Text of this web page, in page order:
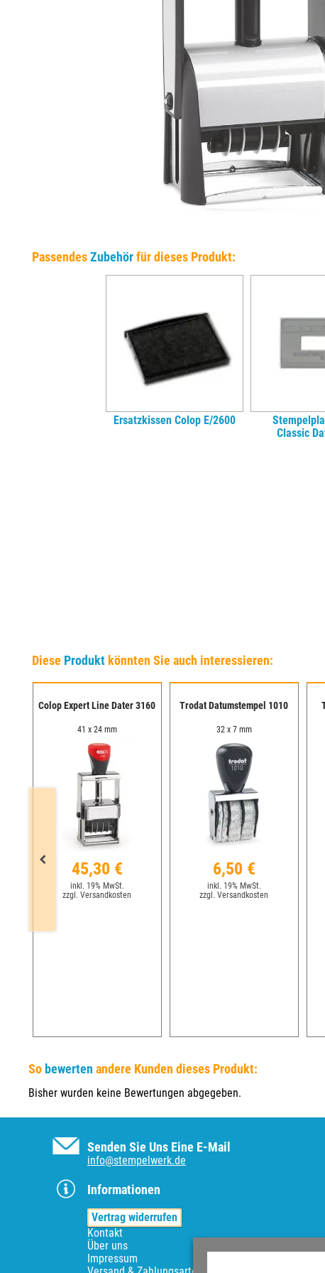
DELRINPLATTEN FÜR PRÄGEZANGEN
PassendesZubehörfür dieses Produkt:
Ersatzkissen Colop E/2600
Classic
Diese Produktkönnten Sie auch interessieren:
Colop Expert Line Dater 3160
41 x 24 mm
45,30 €
inkl. 19% MwSt.
zzgl. Versandkosten
Trodat Datumstempel 1010
32 x 7 mm
6,50 €
inkl. 19% MwSt.
zzgl. Versandkosten
So bewerten andere Kunden dieses Produkt:
Bisher wurden keine Bewertungen abgegeben.
Senden Sie Uns Eine E-Mail
info@stempelwerk.de
Informationen
Vertrag widerrufen
Kontakt
Über uns
Impressum